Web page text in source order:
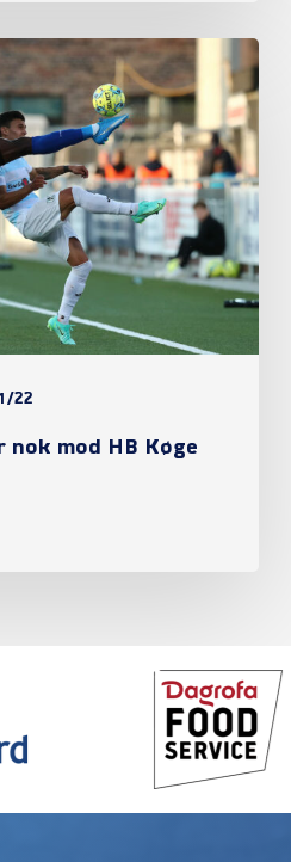
22
nok mod HB Køge